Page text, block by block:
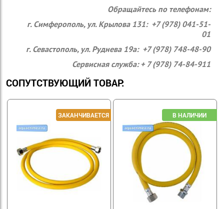
Обращайтесь по телефонам:
г. Симферополь, ул. Крылова 131: +7 (978) 041-51-
01
г. Севастополь, ул. Руднева 19а: +7 (978) 748-48-90
Сервисная служба: + 7 (978) 74-84-911
СОПУТСТВУЮЩИЙ ТОВАР: